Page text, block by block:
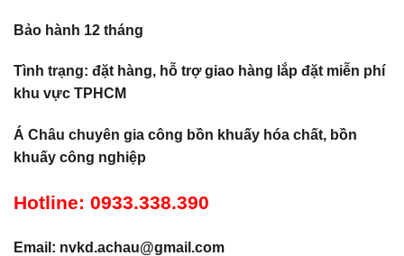
Bảo hành 12 tháng
Tình trạng: đặt hàng, hỗ trợ giao hàng lắp đặt miễn phí
khu vực TPHCM
Á Châu chuyên gia công bồn khuấy hóa chất, bồn
khuấy công nghiệp
Hotline: 0933.338.390
Email: nvkd.achau@gmail.com